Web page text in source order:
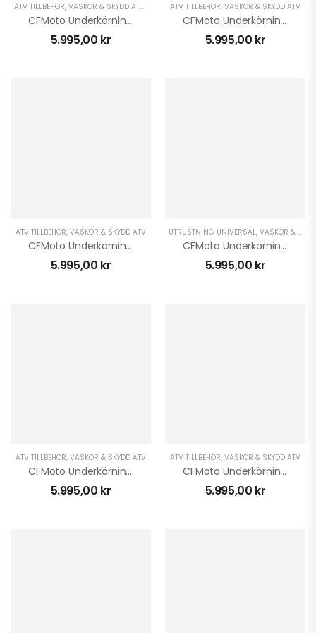
ATV TILLBEHÖR, VÄSKOR & SKYDD ATV VINTER ATV
CFMoto Underkörningsskydd 850/1000 XC Serie Plast
5.995,00 kr
ATV TILLBEHÖR, VÄSKOR & SKYDD ATV
CFMoto Underkörningsskydd CForce 450/520 L Plast
5.995,00 kr
ATV TILLBEHÖR, VÄSKOR & SKYDD ATV
CFMoto Underkörningsskydd CForce 800/820 Plast
5.995,00 kr
UTRUSTNING UNIVERSAL, VÄSKOR & SKYDD ATV
CFMoto Underkörningsskydd CForce 625 S Plast
5.995,00 kr
ATV TILLBEHÖR, VÄSKOR & SKYDD ATV
CFMoto Underkörningsskydd CForce 450/520 L Plast 2023
5.995,00 kr
ATV TILLBEHÖR, VÄSKOR & SKYDD ATV
CFMoto Underkörningsskydd CForce 450/520 S Plast 2023
5.995,00 kr